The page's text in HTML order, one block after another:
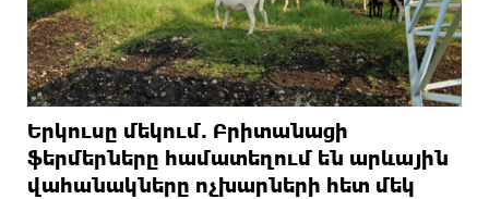
Երկուսը մեկում. Բրիտանացի
ֆերմերները համատեղում են արևային
վահանակները ոչխարների հետ մեկ